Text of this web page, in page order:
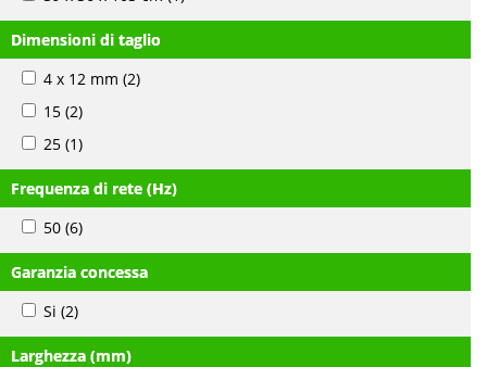
Dimensioni di taglio
4 x 12 mm (2)
15 (2)
25 (1)
Frequenza di rete (Hz)
50 (6)
Garanzia concessa
Si (2)
Larghezza (mm)